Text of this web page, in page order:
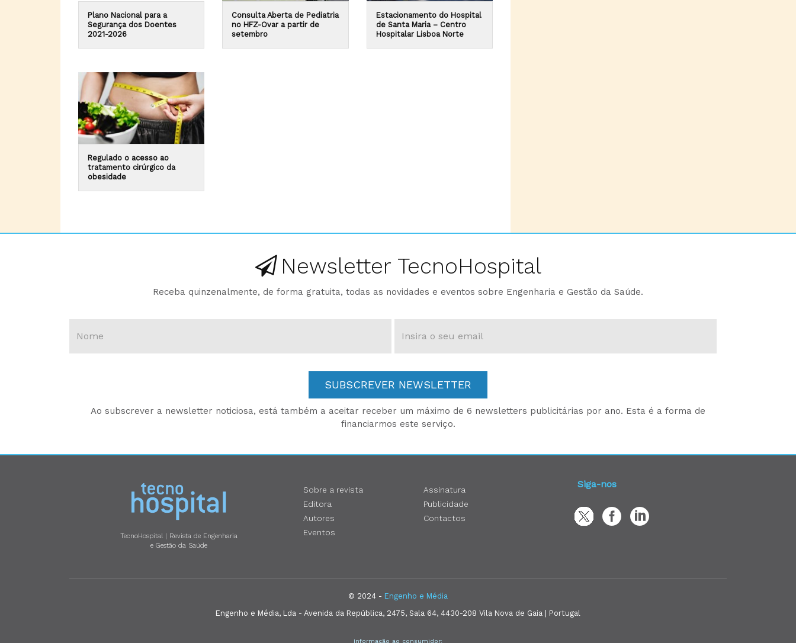
Plano Nacional para a
Segurança dos Doentes
2021-2026
Consulta Aberta de Pediatria
no HFZ-Ovar a partir de
setembro
Estacionamento do Hospital
de Santa Maria – Centro
Hospitalar Lisboa Norte
Regulado o acesso ao
tratamento cirúrgico da
obesidade
Newsletter TecnoHospital
Receba quinzenalmente, de forma gratuita, todas as novidades e eventos sobre Engenharia e Gestão da Saúde.
SUBSCREVER NEWSLETTER
Ao subscrever a newsletter noticiosa, está também a aceitar receber um máximo de 6 newsletters publicitárias por ano. Esta é a forma de
financiarmos este serviço.
TecnoHospital | Revista de Engenharia
e Gestão da Saúde
Sobre a revista
Editora
Autores
Eventos
Assinatura
Publicidade
Contactos
Siga-nos
© 2024 - Engenho e Média
Engenho e Média, Lda - Avenida da República, 2475, Sala 64, 4430-208 Vila Nova de Gaia | Portugal
Informação ao consumidor: